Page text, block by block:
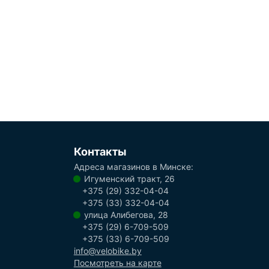
Контакты
Адреса магазинов в Минске:
Игуменский тракт, 26
+375 (29) 332-04-04
+375 (33) 332-04-04
улица Алибегова, 28
+375 (29) 6-709-509
+375 (33) 6-709-509
info@velobike.by
Посмотреть на карте